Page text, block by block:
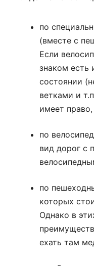
по
(вместе с
Если
знаком есть
состоянии
ветками и
имеет
по
вид дорог с
по
которых
Однако в
ехать там